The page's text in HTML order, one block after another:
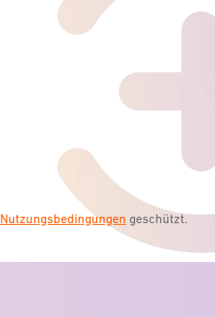
Nutzungsbedingungen geschützt.